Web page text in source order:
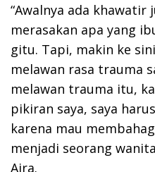
“Awalnya ada khawatir
merasakan apa yang
gitu. Tapi, makin ke
melawan rasa trauma
melawan trauma itu,
pikiran saya, saya
karena mau
menjadi seorang
Aira.